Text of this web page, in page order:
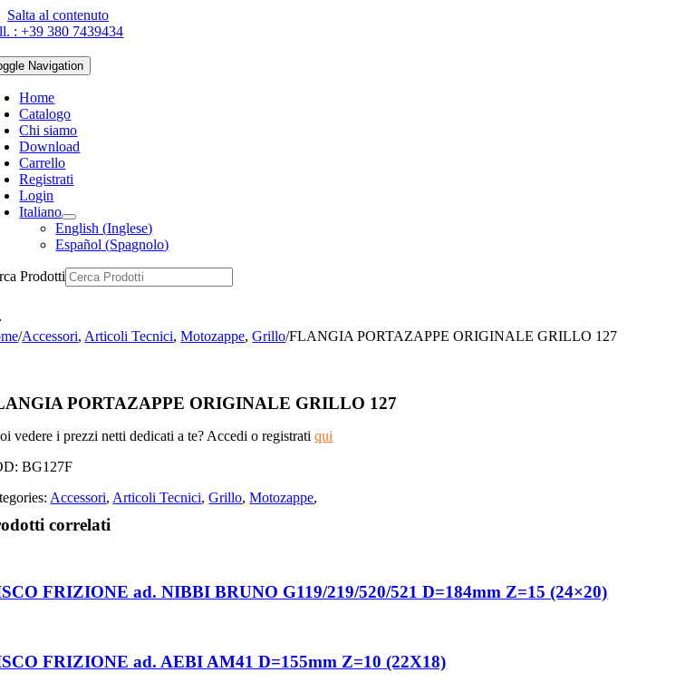
Salta al contenuto
: +39 380 7439434
Navigation
Home
Catalogo
Chi siamo
Download
Carrello
Registrati
Login
Italiano
English (Inglese)
Español (Spagnolo)
Prodotti
/Accessori, Articoli Tecnici,Motozappe,Grillo/FLANGIA PORTAZAPPE ORIGINALE GRILLO 127
PORTAZAPPE ORIGINALE GRILLO 127
vedere i prezzi netti dedicati a te? Accedi o registratiqui
BG127F
Accessori, Articoli Tecnici,Grillo,Motozappe,
correlati
FRIZIONE ad. NIBBI BRUNO G119/219/520/521 D=184mm Z=15 (24×20)
FRIZIONE ad. AEBI AM41 D=155mm Z=10 (22X18)